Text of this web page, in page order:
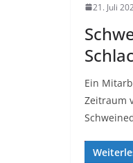
21. Juli
Ein
Zeitraum